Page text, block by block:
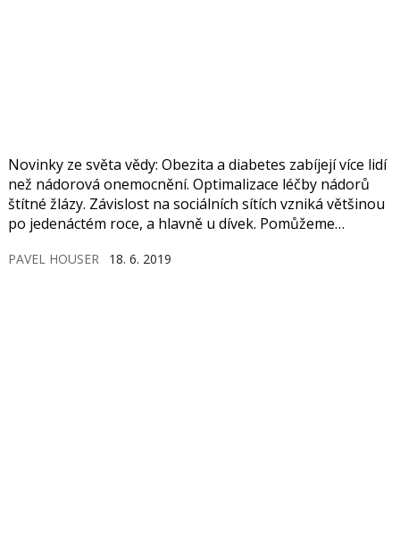
Novinky ze světa vědy: Obezita a diabetes zabíjejí více lidí
než nádorová onemocnění. Optimalizace léčby nádorů
štítné žlázy. Závislost na sociálních sítích vzniká většinou
po jedenáctém roce, a hlavně u dívek. Pomůžeme
kavárny?
PAVEL HOUSER 18. 6. 2019